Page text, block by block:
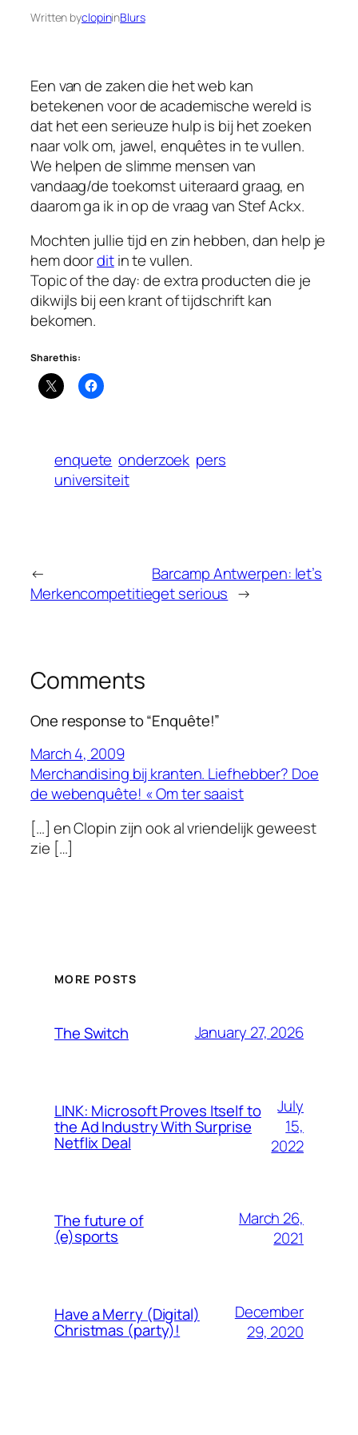
Written byclopininBlurs
Een van de zaken die het web kan
betekenen voor de academische wereld is
dat het een serieuze hulp is bij het zoeken
naar volk om, jawel, enquêtes in te vullen.
We helpen de slimme mensen van
vandaag/de toekomst uiteraard graag, en
daarom ga ik in op de vraag van Stef Ackx.
Mochten jullie tijd en zin hebben, dan help je
hem doorditin te vullen.
Topic of the day: de extra producten die je
dikwijls bij een krant of tijdschrift kan
bekomen.
Share this:
enquete onderzoek pers
universiteit
←
Merkencompetitie
Barcamp Antwerpen: let’s
get serious →
Comments
One response to “Enquête!”
March 4, 2009
Merchandising bij kranten. Liefhebber? Doe
de webenquête! « Om ter saaist
[…] en Clopin zijn ook al vriendelijk geweest
zie […]
MORE POSTS
The Switch January 27, 2026
LINK: Microsoft Proves Itself to
the Ad Industry With Surprise
Netflix Deal
July
15,
2022
The future of
(e)sports
March 26,
2021
Have a Merry (Digital)
Christmas (party)!
December
29, 2020